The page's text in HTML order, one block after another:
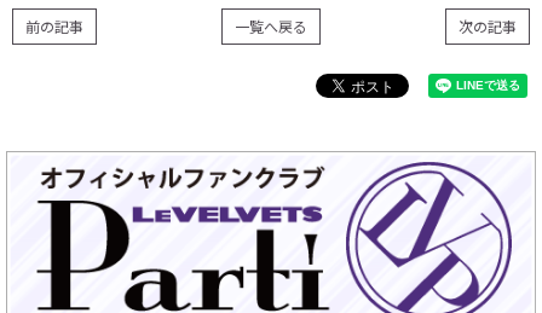
次の記事
一覧へ戻る
前の記事